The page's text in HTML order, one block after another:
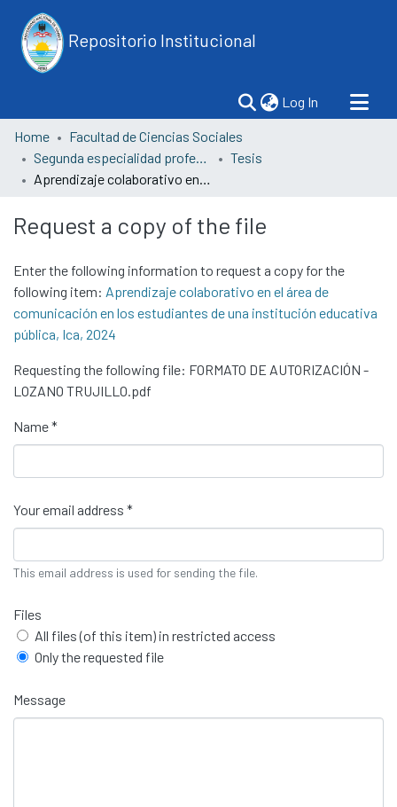
Repositorio Institucional
Log In (current)
Home
Facultad de Ciencias Sociales
Segunda especialidad profesional en investigación y gestión educativa
Tesis
Aprendizaje colaborativo en el área de comunicación en los estudiantes de una institución educativa pública, Ica, 2024
Request a copy of the file
Enter the following information to request a copy for the
following item: Aprendizaje colaborativo en el área de
comunicación en los estudiantes de una institución educativa
pública, Ica, 2024
Requesting the following file: FORMATO DE AUTORIZACIÓN -
LOZANO TRUJILLO.pdf
Name *
Your email address *
This email address is used for sending the file.
Files
All files (of this item) in restricted access
Only the requested file
Message